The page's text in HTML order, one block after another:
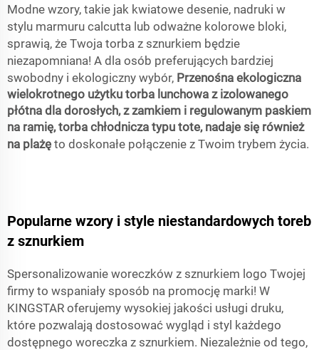
Modne wzory, takie jak kwiatowe desenie, nadruki w
stylu marmuru calcutta lub odważne kolorowe bloki,
sprawią, że Twoja torba z sznurkiem będzie
niezapomniana! A dla osób preferujących bardziej
swobodny i ekologiczny wybór, Przenośna ekologiczna
wielokrotnego użytku torba lunchowa z izolowanego
płótna dla dorosłych, z zamkiem i regulowanym paskiem
na ramię, torba chłodnicza typu tote, nadaje się również
na plażę to doskonałe połączenie z Twoim trybem życia.
Popularne wzory i style niestandardowych toreb
z sznurkiem
Spersonalizowanie woreczków z sznurkiem logo Twojej
firmy to wspaniały sposób na promocję marki! W
KINGSTAR oferujemy wysokiej jakości usługi druku,
które pozwalają dostosować wygląd i styl każdego
dostępnego woreczka z sznurkiem. Niezależnie od tego,